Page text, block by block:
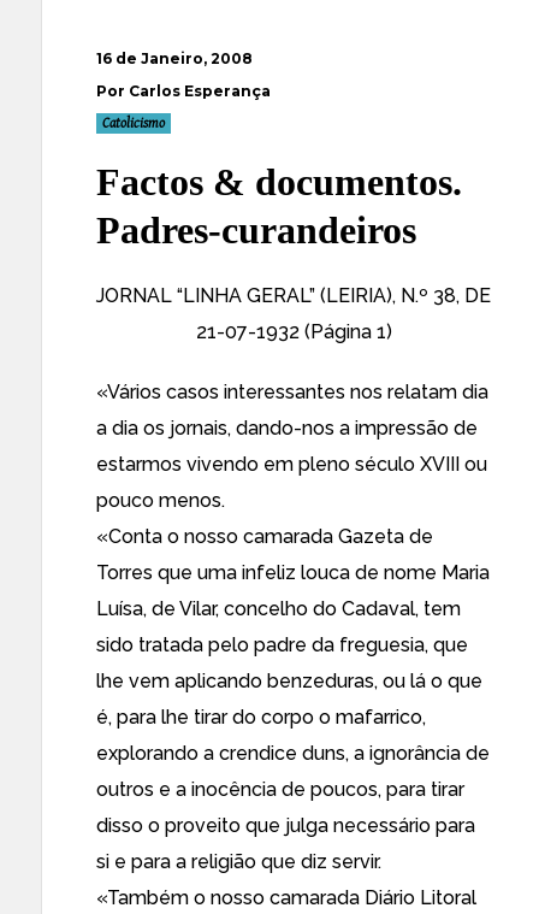
16 de Janeiro, 2008
Por Carlos Esperança
Catolicismo
Factos & documentos.
Padres-curandeiros
JORNAL “LINHA GERAL” (LEIRIA), N.º 38, DE
21-07-1932 (Página 1)
«Vários casos interessantes nos relatam dia
a dia os jornais, dando-nos a impressão de
estarmos vivendo em pleno século XVIII ou
pouco menos.
«Conta o nosso camarada Gazeta de
Torres que uma infeliz louca de nome Maria
Luísa, de Vilar, concelho do Cadaval, tem
sido tratada pelo padre da freguesia, que
lhe vem aplicando benzeduras, ou lá o que
é, para lhe tirar do corpo o mafarrico,
explorando a crendice duns, a ignorância de
outros e a inocência de poucos, para tirar
disso o proveito que julga necessário para
si e para a religião que diz servir.
«Também o nosso camarada Diário Litoral